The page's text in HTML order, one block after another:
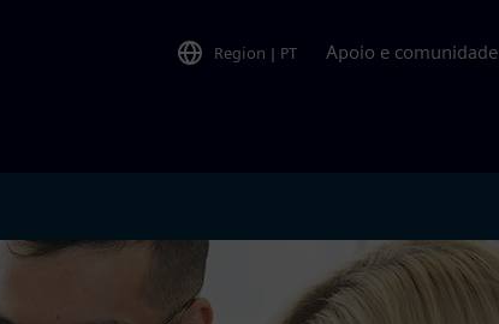
Region | PT Apoio e comunidade